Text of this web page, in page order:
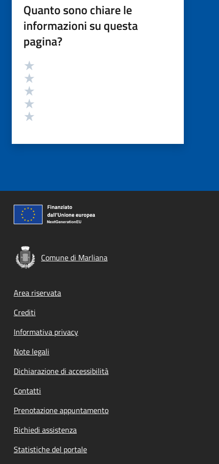
Quanto sono chiare le
informazioni su questa
pagina?
Valutazione
Comune di Marliana
Footer menu
Area riservata
Crediti
Informativa privacy
Note legali
Dichiarazione di accessibilità
Contatti
Prenotazione appuntamento
Richiedi assistenza
Statistiche del portale